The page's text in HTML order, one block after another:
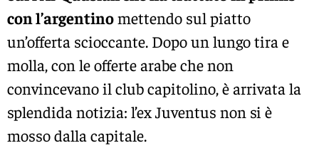
con l’argentinomettendo sul piatto
un’offerta scioccante. Dopo un lungo tira e
molla, con le offerte arabe che non
convincevano il club capitolino, è arrivata la
splendida notizia: l’ex Juventus non si è
mosso dalla capitale.